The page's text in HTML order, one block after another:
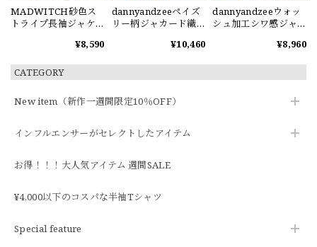
CATEGORY
New item（新作一週間限定10％OFF）
インフルエンサーがセレクトしたアイテム
お得！！！大人気アイテム 週間SALE
¥4,000以下のコスパな半袖Tシャツ
Special feature
MADWITCH砂色ス
トライプ長袖ジャケ
¥8,590
dannyandzeeペイズ
リー柄ジャカード織
¥10,460
dannyandzeeウォッ
シュ加工シワ感ジャ
¥8,960